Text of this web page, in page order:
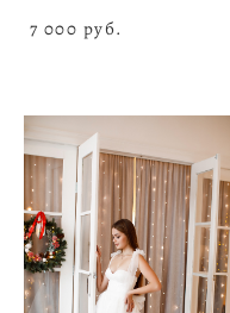
7 000 pуб.